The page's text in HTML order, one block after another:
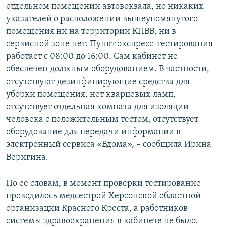
отдельном помещении автовокзала, но никаких
указателей о расположении вышеупомянутого
помещения ни на территории КПВВ, ни в
сервисной зоне нет. Пункт экспресс-тестирования
работает с 08:00 до 16:00. Сам кабинет не
обеспечен должным оборудованием. В частности,
отсутствуют дезинфицирующие средства для
уборки помещения, нет кварцевых ламп,
отсутствует отдельная комната для изоляции
человека с положительным тестом, отсутствует
оборудование для передачи информации в
электронный сервиса «Вдома», – сообщила Ирина
Веригина.
По ее словам, в момент проверки тестирование
проводилось медсестрой Херсонской областной
организации Красного Креста, а работников
системы здравоохранения в кабинете не было.